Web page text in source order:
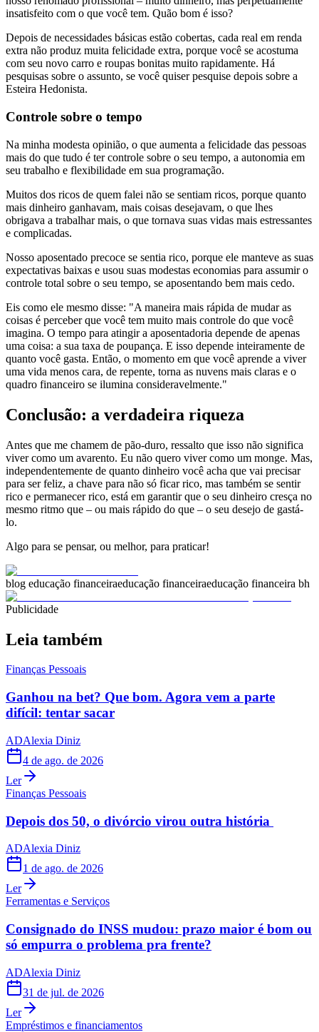
insatisfeito com o que você tem. Quão bom é isso?
Depois de necessidades básicas estão cobertas, cada real em renda
extra não produz muita felicidade extra, porque você se acostuma
com seu novo carro e roupas bonitas muito rapidamente. Há
pesquisas sobre o assunto, se você quiser pesquise depois sobre a
Esteira Hedonista.
Controle sobre o tempo
Na minha modesta opinião, o que aumenta a felicidade das pessoas
mais do que tudo é ter controle sobre o seu tempo, a autonomia em
seu trabalho e flexibilidade em sua programação.
Muitos dos ricos de quem falei não se sentiam ricos, porque quanto
mais dinheiro ganhavam, mais coisas desejavam, o que lhes
obrigava a trabalhar mais, o que tornava suas vidas mais estressantes
e complicadas.
Nosso aposentado precoce se sentia rico, porque ele manteve as suas
expectativas baixas e usou suas modestas economias para assumir o
controle total sobre o seu tempo, se aposentando bem mais cedo.
Eis como ele mesmo disse: "A maneira mais rápida de mudar as
coisas é perceber que você tem muito mais controle do que você
imagina. O tempo para atingir a aposentadoria depende de apenas
uma coisa: a sua taxa de poupança. E isso depende inteiramente de
quanto você gasta. Então, o momento em que você aprende a viver
uma vida menos cara, de repente, torna as nuvens mais claras e o
quadro financeiro se ilumina consideravelmente."
Conclusão: a verdadeira riqueza
Antes que me chamem de pão-duro, ressalto que isso não significa
viver como um avarento. Eu não quero viver como um monge. Mas,
independentemente de quanto dinheiro você acha que vai precisar
para ser feliz, a chave para não só ficar rico, mas também se sentir
rico e permanecer rico, está em garantir que o seu dinheiro cresça no
mesmo ritmo que – ou mais rápido do que – o seu desejo de gastá-
lo.
Algo para se pensar, ou melhor, para praticar!
blog educação financeiraeducação financeiraeducação financeira bh
Publicidade
Leia também
Finanças Pessoais
Ganhou na bet? Que bom. Agora vem a parte
difícil: tentar sacar
ADAlexia Diniz
4 de ago. de 2026
Ler
Finanças Pessoais
Depois dos 50, o divórcio virou outra história
ADAlexia Diniz
1 de ago. de 2026
Ler
Ferramentas e Serviços
Consignado do INSS mudou: prazo maior é bom ou
só empurra o problema pra frente?
ADAlexia Diniz
31 de jul. de 2026
Ler
Empréstimos e financiamentos